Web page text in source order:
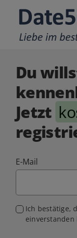
Du
Jetzt
E-Mail
Ich bestätige,
einverstanden